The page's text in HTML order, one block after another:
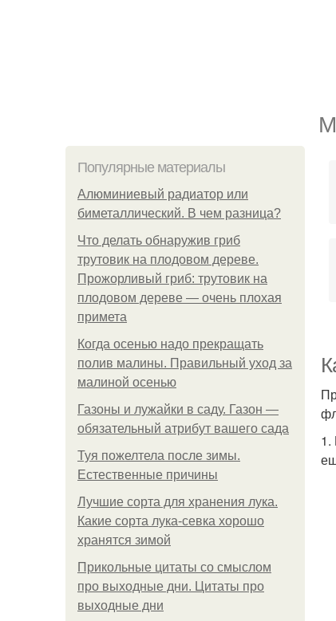
Популярные материалы
Алюминиевый радиатор или
биметаллический. В чем разница?
Что делать обнаружив гриб
трутовик на плодовом дереве.
Прожорливый гриб: трутовик на
плодовом дереве — очень плохая
примета
Когда осенью надо прекращать
полив малины. Правильный уход за
малиной осенью
Газоны и лужайки в саду. Газон —
обязательный атрибут вашего сада
Туя пожелтела после зимы.
Естественные причины
Лучшие сорта для хранения лука.
Какие сорта лука-севка хорошо
хранятся зимой
Прикольные цитаты со смыслом
про выходные дни. Цитаты про
выходные дни
1.